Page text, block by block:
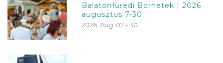
Balatonfüredi Borhetek | 2026
augusztus 7-30.
2026. Aug. 07 - 30.